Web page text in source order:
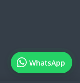
WhatsApp